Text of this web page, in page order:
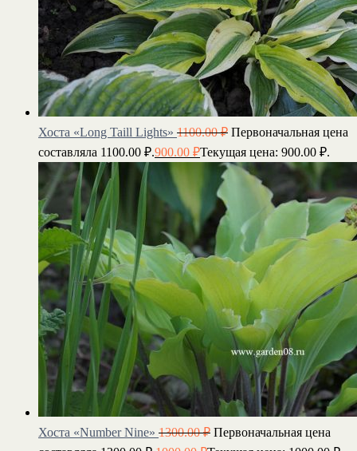
Хоста «Long Taill Lights» 1100.00₽ Первоначальная цена
составляла 1100.00 ₽.900.00 ₽Текущая цена: 900.00 ₽.
Хоста «Number Nine» 1300.00₽ Первоначальная цена